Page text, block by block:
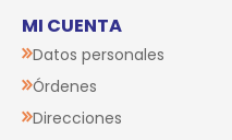
MI CUENTA
Datos personales
Órdenes
Direcciones